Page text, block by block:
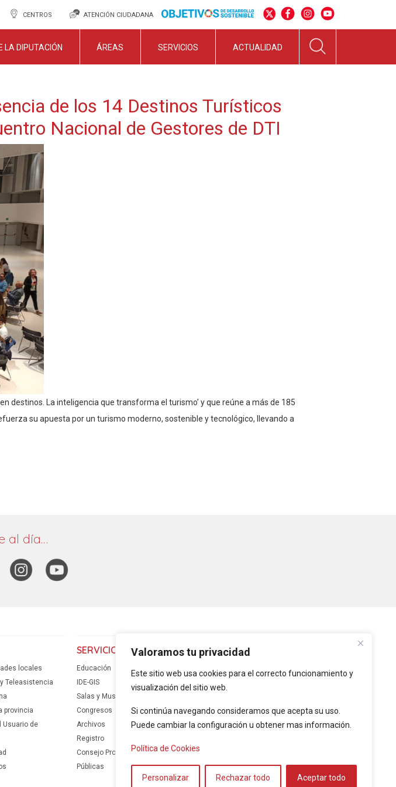
Valoramos tu privacidad
Este sitio web usa cookies para el correcto funcionamiento y
visualización del sitio web.
Si continúa navegando consideramos que acepta su uso.
Puede cambiar la configuración u obtener mas información.
Política de Cookies
Personalizar Rechazar todo Aceptar todo
CENTROS ATENCIÓN CIUDADANA
LA DIPUTACIÓN ÁREAS SERVICIOS ACTUALIDAD
de los 14 Destinos Turísticos
Nacional de Gestores de DTI
destinos. La inteligencia que transforma el turismo’ y que reúne a más de 185
su apuesta por un turismo moderno, sostenible y tecnológico, llevando a
al día…
locales
Teleasistencia
provincia
Usuario de
SERVICIOS
Educación
IDE-GIS
Salas y Museos
Congresos
Archivos
Registro
Consejo Provincial de Políticas
Públicas
PLATAFORMAS
Intranet
Locales